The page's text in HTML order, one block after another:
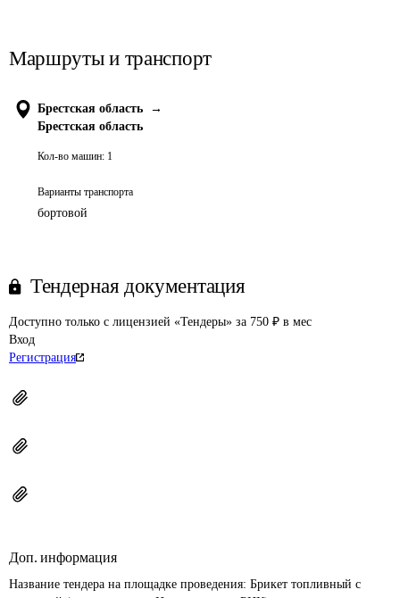
Маршруты и транспорт
Брестская область
→
Брестская область
Кол-во машин: 1
Варианты транспорта
бортовой
Тендерная документация
Доступно только с лицензией «Тендеры» за 750 ₽ в мес
Вход
Регистрация
Доп. информация
Название тендера на площадке проведения: Брикет топливный с